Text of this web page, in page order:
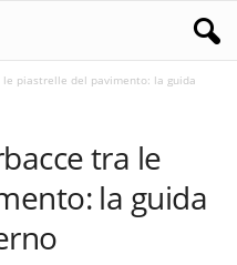
piastrelle del pavimento: la guida
tra le
la guida